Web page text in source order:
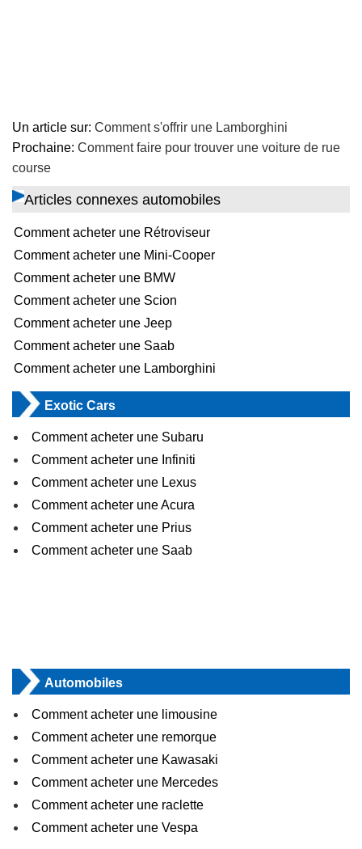
Un article sur: Comment s'offrir une Lamborghini
Prochaine: Comment faire pour trouver une voiture de rue
course
Articles connexes automobiles
Comment acheter une Rétroviseur
Comment acheter une Mini-Cooper
Comment acheter une BMW
Comment acheter une Scion
Comment acheter une Jeep
Comment acheter une Saab
Comment acheter une Lamborghini
Exotic Cars
Comment acheter une Subaru
Comment acheter une Infiniti
Comment acheter une Lexus
Comment acheter une Acura
Comment acheter une Prius
Comment acheter une Saab
Automobiles
Comment acheter une limousine
Comment acheter une remorque
Comment acheter une Kawasaki
Comment acheter une Mercedes
Comment acheter une raclette
Comment acheter une Vespa